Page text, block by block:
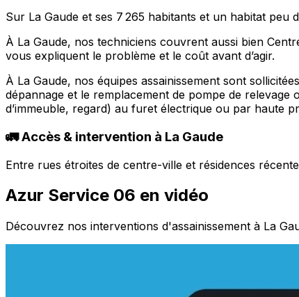
Sur La Gaude et ses 7 265 habitants et un habitat
À La Gaude, nos techniciens couvrent aussi bien
vous expliquent le problème et le coût avant d’agir.
À La Gaude, nos équipes assainissement sont
dépannage et le remplacement de pompe de
d’immeuble, regard) au furet électrique ou par haute
🚛 Accès & intervention à La Gaude
Entre rues étroites de centre-ville et résidences
Azur Service 06 en vidéo
Découvrez nos interventions d'assainissement à La